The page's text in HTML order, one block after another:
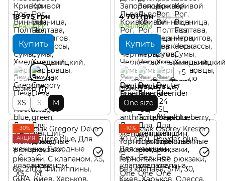
18 975 грн
В наличии
Купить
Размер
XS S M
4 701 грн 6 716 грн
В наличии
Купить
+5
Размер
One size
−30%
АКЦИЯ
−10%